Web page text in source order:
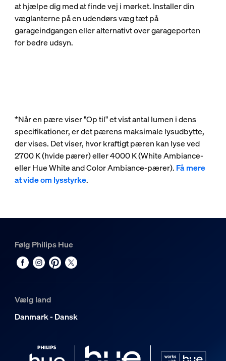
at hjælpe dig med at finde vej i mørket. Installer din
væglanterne på en udendørs væg tæt på
garageindgangen eller alternativt over garageporten
for bedre udsyn.
*Når en pære viser "Op til" et vist antal lumen i dens
specifikationer, er det pærens maksimale lysudbytte,
der vises. Det viser, hvor kraftigt pæren kan lyse ved
2700 K (hvide pærer) eller 4000 K (White Ambiance-
eller Hue White and Color Ambiance-pærer). Få mere
at vide om lysstyrke.
Følg Philips Hue
Vælg land
Danmark - Dansk